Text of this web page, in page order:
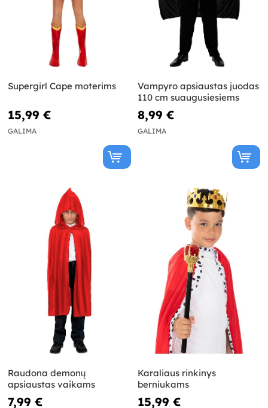
Supergirl Cape moterims
15,99 €
GALIMA
Vampyro apsiaustas juodas
110 cm suaugusiesiems
8,99 €
GALIMA
Raudona demonų
apsiaustas vaikams
7,99 €
Karaliaus rinkinys
berniukams
15,99 €